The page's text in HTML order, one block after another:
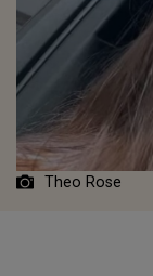
Theo Rose